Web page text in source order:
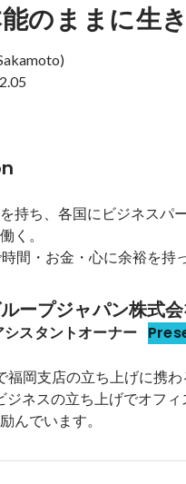
のままに生
持ち、各国にビジネスパ
く。
間・お金・心に余裕を持
ープジャパン株式
スタントオーナー
福岡支店の立ち上げに携わ
んでいます。